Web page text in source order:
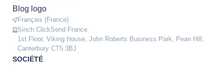
Français (France)
Sinch ClickSend France
1st Floor, Viking House, John Roberts Business Park, Pean Hill,
Canterbury CT5 3BJ
SOCIÉTÉ